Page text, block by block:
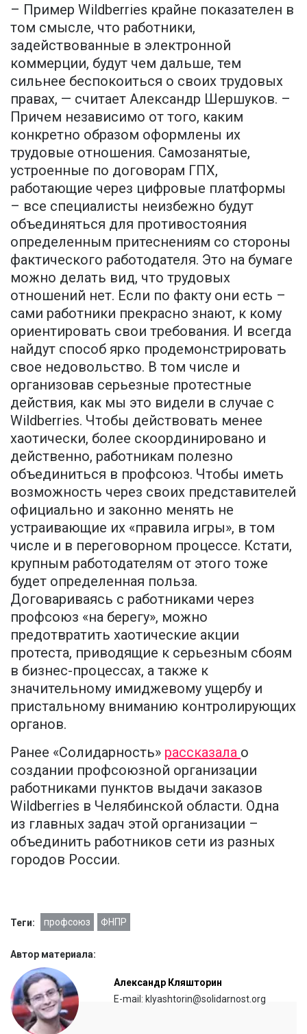
– Пример Wildberries крайне показателен в
том смысле, что работники,
задействованные в электронной
коммерции, будут чем дальше, тем
сильнее беспокоиться о своих трудовых
правах, — считает Александр Шершуков. –
Причем независимо от того, каким
конкретно образом оформлены их
трудовые отношения. Самозанятые,
устроенные по договорам ГПХ,
работающие через цифровые платформы
– все специалисты неизбежно будут
объединяться для противостояния
определенным притеснениям со стороны
фактического работодателя. Это на бумаге
можно делать вид, что трудовых
отношений нет. Если по факту они есть –
сами работники прекрасно знают, к кому
ориентировать свои требования. И всегда
найдут способ ярко продемонстрировать
свое недовольство. В том числе и
организовав серьезные протестные
действия, как мы это видели в случае с
Wildberries. Чтобы действовать менее
хаотически, более скоординировано и
действенно, работникам полезно
объединиться в профсоюз. Чтобы иметь
возможность через своих представителей
официально и законно менять не
устраивающие их «правила игры», в том
числе и в переговорном процессе. Кстати,
крупным работодателям от этого тоже
будет определенная польза.
Договариваясь с работниками через
профсоюз «на берегу», можно
предотвратить хаотические акции
протеста, приводящие к серьезным сбоям
в бизнес-процессах, а также к
значительному имиджевому ущербу и
пристальному вниманию контролирующих
органов.
Ранее «Солидарность» рассказала о
создании профсоюзной организации
работниками пунктов выдачи заказов
Wildberries в Челябинской области. Одна
из главных задач этой организации –
объединить работников сети из разных
городов России.
Теги: профсоюз ФНПР
Автор материала:
Александр Кляшторин
E-mail: klyashtorin@solidarnost.org